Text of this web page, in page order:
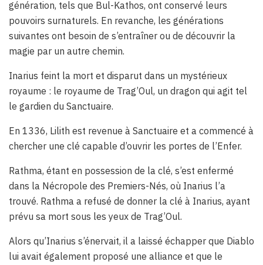
génération, tels que Bul-Kathos, ont conservé leurs
pouvoirs surnaturels. En revanche, les générations
suivantes ont besoin de s’entraîner ou de découvrir la
magie par un autre chemin.
Inarius feint la mort et disparut dans un mystérieux
royaume : le royaume de Trag’Oul, un dragon qui agit tel
le gardien du Sanctuaire.
En 1336, Lilith est revenue à Sanctuaire et a commencé à
chercher une clé capable d’ouvrir les portes de l’Enfer.
Rathma, étant en possession de la clé, s’est enfermé
dans la Nécropole des Premiers-Nés, où Inarius l’a
trouvé. Rathma a refusé de donner la clé à Inarius, ayant
prévu sa mort sous les yeux de Trag’Oul.
Alors qu’Inarius s’énervait, il a laissé échapper que Diablo
lui avait également proposé une alliance et que le